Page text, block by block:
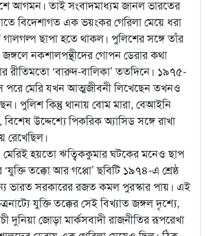
আগমন। তাই সংবাদমাধ্যম জানল ভারতের
বিদেশাগত এক ভয়ংকর গেরিলা মেয়ে ধরা
ছাপা হতে থাকল। পুলিশের সঙ্গে তাঁর
নকশালপন্থীদের গোপন ডেরার কথা
রীতিমতো ‘বারুদ-বালিকা’ ততদিনে। ১৯৭৫-
মেরি যখন আত্মজীবনী লিখেছেন তখনও
পুলিশ কিন্তু থানায় বোম মারা, বেআইনি
বিশেষ উদ্দেশ্যে পিকরিক অ্যাসিড সঙ্গে রাখা
রেখেছিল।
মেরিই হয়তো ঋত্বিককুমার ঘটকের মনেও ছাপ
তক্কো আর গপ্পো’ ছবিটি ১৯৭৪-এ শ্রেষ্ঠ
ভারত সরকারের রজত কমল পুরস্কার পায়। এই
যুক্তি তক্কের সেই বিখ্যাত জঙ্গল দৃশ্যে,
দুনিয়া জোড়া মার্কসবাদী রাজনীতির রূপরেখা